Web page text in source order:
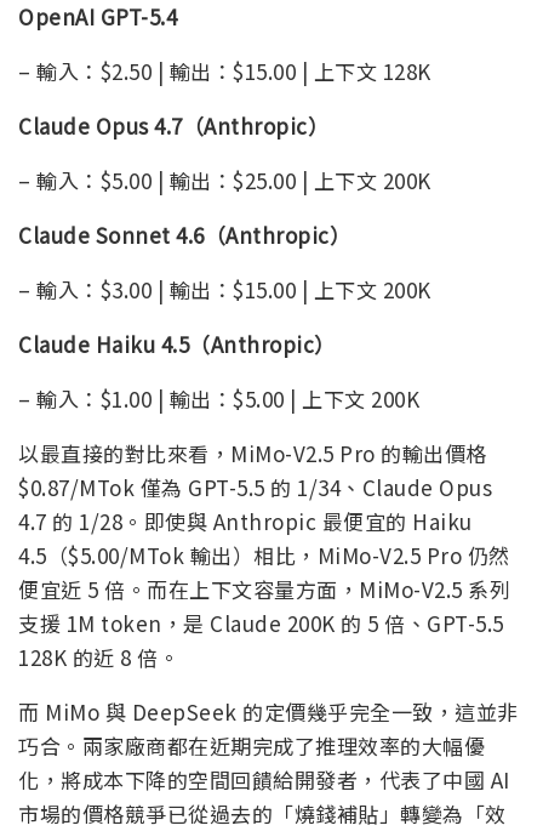
OpenAI GPT-5.4
– 輸入：$2.50 | 輸出：$15.00 | 上下文 128K
Claude Opus 4.7（Anthropic）
– 輸入：$5.00 | 輸出：$25.00 | 上下文 200K
Claude Sonnet 4.6（Anthropic）
– 輸入：$3.00 | 輸出：$15.00 | 上下文 200K
Claude Haiku 4.5（Anthropic）
– 輸入：$1.00 | 輸出：$5.00 | 上下文 200K
以最直接的對比來看，MiMo-V2.5 Pro 的輸出價格
$0.87/MTok 僅為 GPT-5.5 的 1/34、Claude Opus
4.7 的 1/28。即使與 Anthropic 最便宜的 Haiku
4.5（$5.00/MTok 輸出）相比，MiMo-V2.5 Pro 仍然
便宜近 5 倍。而在上下文容量方面，MiMo-V2.5 系列
支援 1M token，是 Claude 200K 的 5 倍、GPT-5.5
128K 的近 8 倍。
而 MiMo 與 DeepSeek 的定價幾乎完全一致，這並非
巧合。兩家廠商都在近期完成了推理效率的大幅優
化，將成本下降的空間回饋給開發者，代表了中國 AI
市場的價格競爭已從過去的「燒錢補貼」轉變為「效